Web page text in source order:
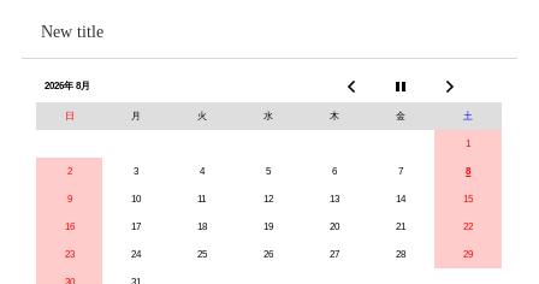
New title
2026年 8月
日 月 火 水 木 金 土
1
2 3 4 5 6 7 8
9 10 11 12 13 14 15
16 17 18 19 20 21 22
23 24 25 26 27 28 29